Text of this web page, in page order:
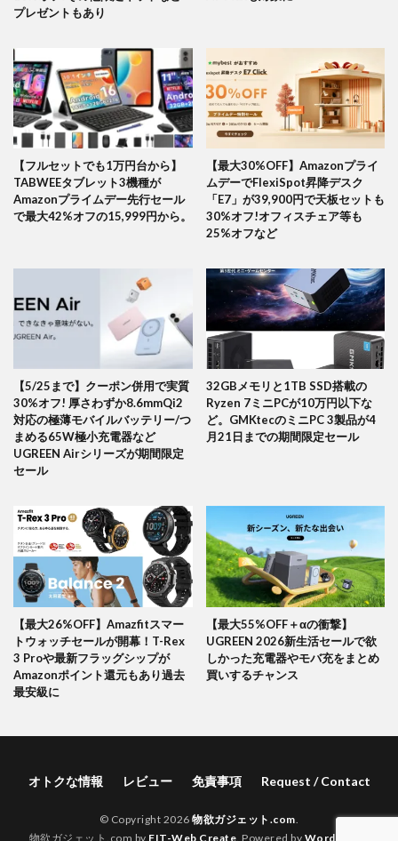
プレゼントもあり
【フルセットでも1万円台から】
TABWEEタブレット3機種が
Amazonプライムデー先行セール
で最大42%オフの15,999円から。
【最大30%OFF】Amazonプライ
ムデーでFlexiSpot昇降デスク
「E7」が39,900円で天板セットも
30%オフ!オフィスチェア等も
25%オフなど
【5/25まで】クーポン併用で実質
30%オフ! 厚さわずか8.6mmQi2
対応の極薄モバイルバッテリー/つ
まめる65W極小充電器など
UGREEN Airシリーズが期間限定
セール
32GBメモリと1TB SSD搭載の
Ryzen 7ミニPCが10万円以下な
ど。GMKtecのミニPC 3製品が4
月21日までの期間限定セール
【最大26%OFF】Amazfitスマー
トウォッチセールが開幕！T-Rex
3 Proや最新フラッグシップが
Amazonポイント還元もあり過去
最安級に
【最大55%OFF＋αの衝撃】
UGREEN 2026新生活セールで欲
しかった充電器やモバ充をまとめ
買いするチャンス
オトクな情報 レビュー 免責事項 Request / Contact
© Copyright 2026物欲ガジェット.com
物欲ガジェット.com by FIT-Web Create . Powered by WordPress